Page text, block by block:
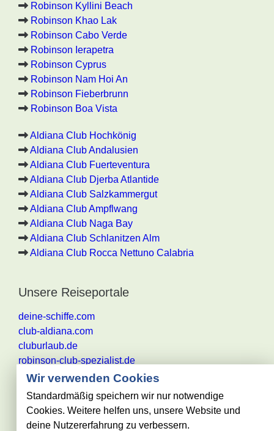
Robinson Kyllini Beach
Robinson Khao Lak
Robinson Cabo Verde
Robinson Ierapetra
Robinson Cyprus
Robinson Nam Hoi An
Robinson Fieberbrunn
Robinson Boa Vista
Aldiana Club Hochkönig
Aldiana Club Andalusien
Aldiana Club Fuerteventura
Aldiana Club Djerba Atlantide
Aldiana Club Salzkammergut
Aldiana Club Ampflwang
Aldiana Club Naga Bay
Aldiana Club Schlanitzen Alm
Aldiana Club Rocca Nettuno Calabria
Unsere Reiseportale
deine-schiffe.com
club-aldiana.com
cluburlaub.de
robinson-club-spezialist.de
Alle Angaben ohne Gewähr. Es gelten die aktuellen
Wir verwenden Cookies
Standardmäßig speichern wir nur notwendige
Cookies. Weitere helfen uns, unsere Website und
deine Nutzererfahrung zu verbessern.